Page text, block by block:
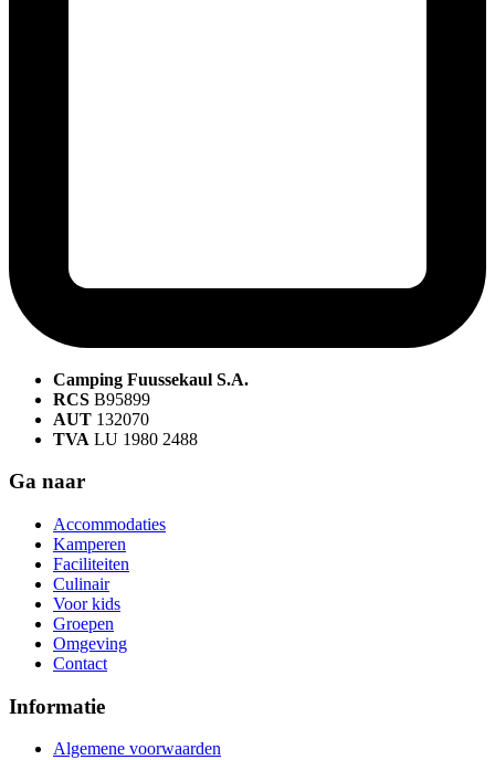
Camping Fuussekaul S.A.
RCS B95899
AUT 132070
TVA LU 1980 2488
Ga naar
Accommodaties
Kamperen
Faciliteiten
Culinair
Voor kids
Groepen
Omgeving
Contact
Informatie
Algemene voorwaarden